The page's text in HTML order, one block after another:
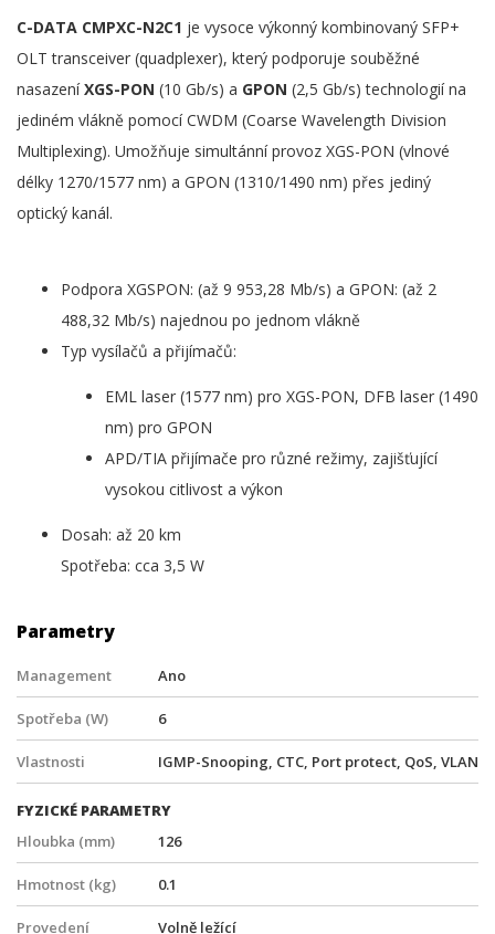
C-DATA CMPXC-N2C1 je vysoce výkonný kombinovaný SFP+
OLT transceiver (quadplexer), který podporuje souběžné
nasazeníXGS-PON (10 Gb/s) a GPON (2,5 Gb/s) technologií na
jediném vlákně pomocí CWDM (Coarse Wavelength Division
Multiplexing). Umožňuje simultánní provoz XGS-PON (vlnové
délky 1270/1577 nm) a GPON (1310/1490 nm) přes jediný
optický kanál.
Podpora XGSPON: (až 9 953,28 Mb/s) a GPON: (až 2
488,32 Mb/s) najednou po jednom vlákně
Typ vysílačů a přijímačů:
EML laser (1577 nm) pro XGS-PON, DFB laser (1490
nm) pro GPON
APD/TIA přijímače pro různé režimy, zajišťující
vysokou citlivost a výkon
Dosah: až 20 km
Spotřeba: cca 3,5 W
Parametry
Management Ano
Spotřeba (W) 6
Vlastnosti IGMP-Snooping, CTC, Port protect, QoS, VLAN
FYZICKÉ PARAMETRY
Hloubka (mm)
126
Hmotnost (kg) 0.1
Provedení Volně ležící